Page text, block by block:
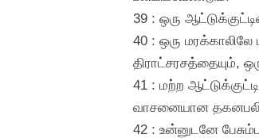
39 : ஒரு
40 : ஒரு
திராட்சரசத்தையும்,
41 : மற்ற
வாசனையான
42 : உன்னுடனே